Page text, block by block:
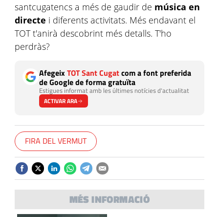
santcugatencs a més de gaudir de música en
directe i diferents activitats. Més endavant el
TOT t'anirà descobrint més detalls. T'ho
perdràs?
AfegeixTOT Sant Cugatcom a font preferida
de Google de forma gratuïta
Estigues informat amb les últimes notícies d'actualitat
ACTIVAR ARA
FIRA DEL VERMUT
MÉS INFORMACIÓ